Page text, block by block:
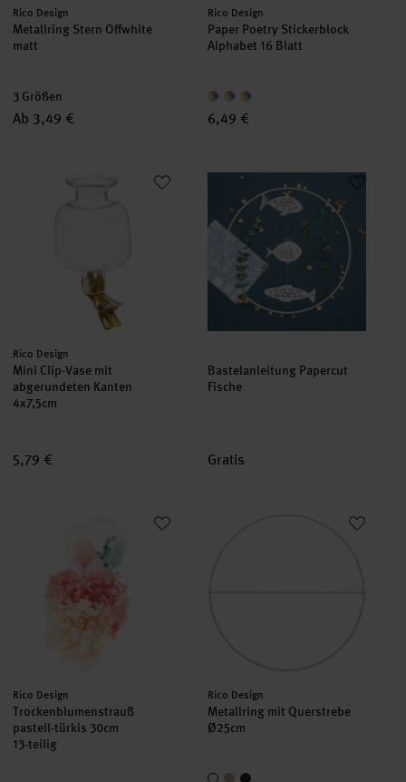
Hersteller:
Rico Design
Metallring Stern Offwhite
matt
3 Größen
Ab 3,49 €
Hersteller:
Rico Design
Paper Poetry Stickerblock
Alphabet 16 Blatt
6,49 €
Mini Clip-Vase mit abgerundeten Kanten 4x7,5cm
Hersteller:
Rico Design
Mini Clip-Vase mit
abgerundeten Kanten
4x7,5cm
5,79 €
Bastelanleitung Papercut Fische
Bastelanleitung Papercut
Fische
Gratis
Trockenblumenstrauß pastell-türkis 30cm
Hersteller:
Rico Design
Trockenblumenstrauß
pastell-türkis 30cm
13-teilig
Metallring mit Querstrebe
Hersteller:
Rico Design
Metallring mit Querstrebe
Ø25cm